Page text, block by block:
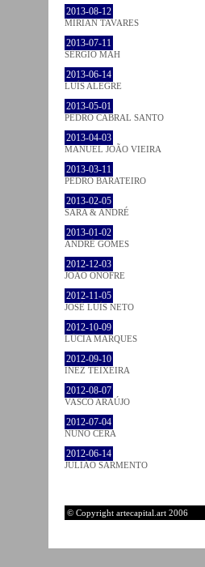
2013-08-12
MIRIAN TAVARES
2013-07-11
SÉRGIO MAH
2013-06-14
LUÍS ALEGRE
2013-05-01
PEDRO CABRAL SANTO
2013-04-03
MANUEL JOÃO VIEIRA
2013-03-11
PEDRO BARATEIRO
2013-02-05
SARA & ANDRÉ
2013-01-02
ANDRÉ GOMES
2012-12-03
JOÃO ONOFRE
2012-11-05
JOSÉ LUÍS NETO
2012-10-09
LÚCIA MARQUES
2012-09-10
INEZ TEIXEIRA
2012-08-07
VASCO ARAÚJO
2012-07-04
NUNO CERA
2012-06-14
JULIÃO SARMENTO
© Copyright artecapital.art 2006